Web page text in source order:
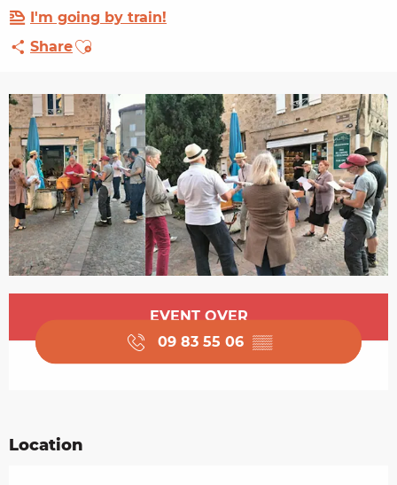
I'm going by train!
ShareAjouter aux favoris
Opening hours & contact details
EVENT OVER
09 83 55 06 ▒▒
Location